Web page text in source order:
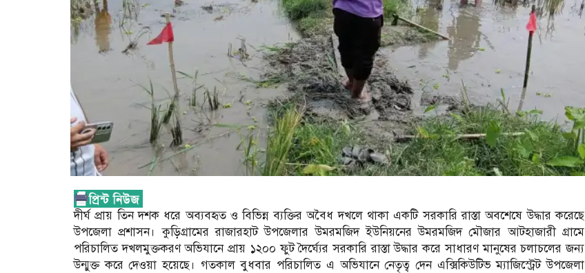
দীর্ঘ প্রায় তিন দশক ধরে অব্যবহৃত ও বিভিন্ন ব্যক্তির অবৈধ দখলে থাকা একটি সরকারি রাস্তা অবশেষে উদ্ধার করেছে
উপজেলা প্রশাসন। কুড়িগ্রামের রাজারহাট উপজেলার উমরমজিদ ইউনিয়নের উমরমজিদ মৌজার আটহাজারী গ্রামে
পরিচালিত দখলমুক্তকরণ অভিযানে প্রায় ১২০০ ফুট দৈর্ঘ্যের সরকারি রাস্তা উদ্ধার করে সাধারণ মানুষের চলাচলের জন্য
উন্মুক্ত করে দেওয়া হয়েছে। গতকাল বুধবার পরিচালিত এ অভিযানে নেতৃত্ব দেন এক্সিকিউটিভ ম্যাজিস্ট্রেট উপজেলা